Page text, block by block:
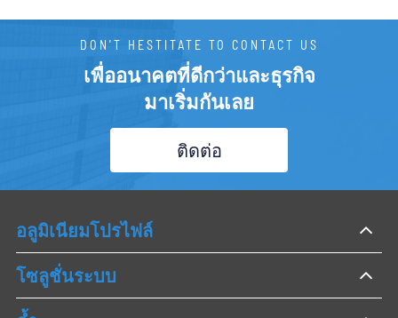
DON'T HESTITATE TO CONTACT US
เพื่ออนาคตที่ดีกว่าและธุรกิจ
มาเริ่มกันเลย
ติดต่อ
อลูมิเนียมโปรไฟล์
โซลูชั่นระบบ